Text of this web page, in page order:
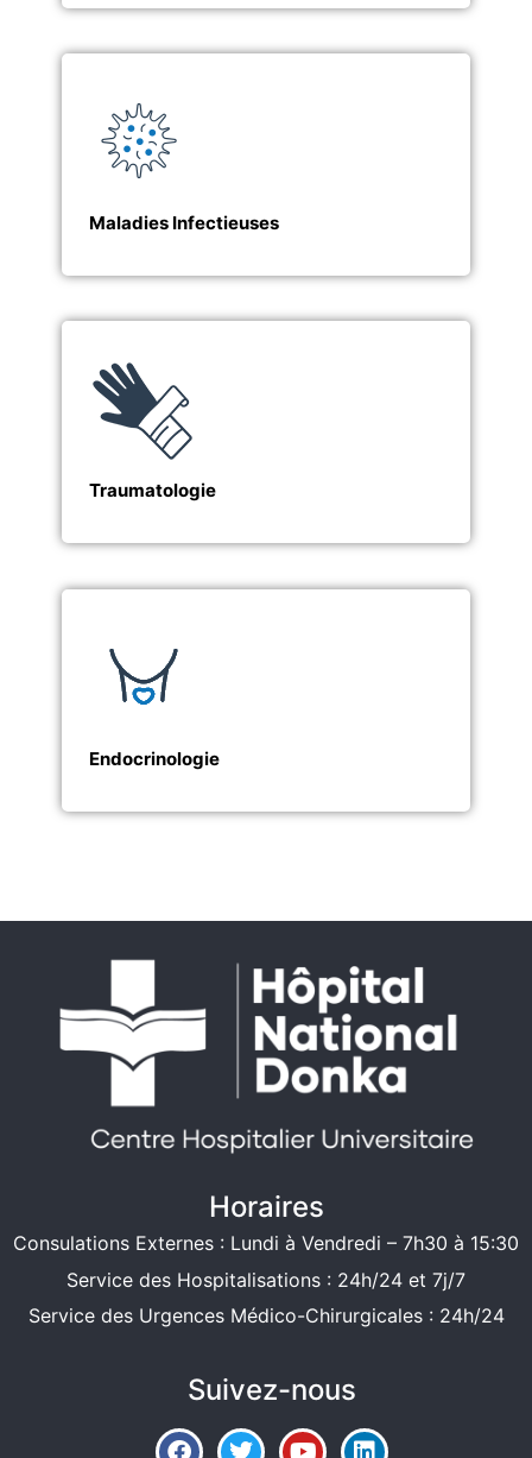
Maladies Infectieuses
Traumatologie
Endocrinologie
Horaires
Consulations Externes : Lundi à Vendredi – 7h30 à 15:30
Service des Hospitalisations : 24h/24 et 7j/7
Service des Urgences Médico-Chirurgicales : 24h/24
Suivez-nous